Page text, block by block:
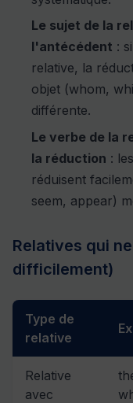
Le sujet de la
l'antécédent :
relative, la
objet (whom,
différente.
Le verbe de la
la réduction :
réduisent
seem, appear)
Relatives qui
difficilement)
Type de
relative
Relative
avec